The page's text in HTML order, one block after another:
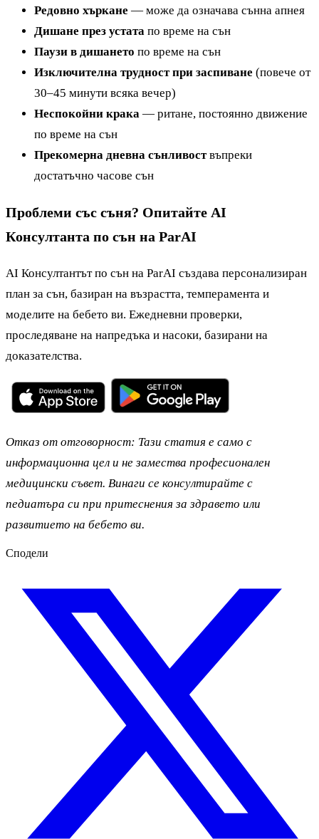
Редовно хъркане — може да означава сънна апнея
Дишане през устата по време на сън
Паузи в дишането по време на сън
Изключителна трудност при заспиване (повече от
30–45 минути всяка вечер)
Неспокойни крака — ритане, постоянно движение
по време на сън
Прекомерна дневна сънливоствъпреки
достатъчно часове сън
Проблеми със съня? Опитайте AI
Консултанта по сън на ParAI
AI Консултантът по сън на ParAI създава персонализиран
план за сън, базиран на възрастта, темперамента и
моделите на бебето ви. Ежедневни проверки,
проследяване на напредъка и насоки, базирани на
доказателства.
Отказ от отговорност: Тази статия е само с
информационна цел и не замества професионален
медицински съвет. Винаги се консултирайте с
педиатъра си при притеснения за здравето или
развитието на бебето ви.
Сподели